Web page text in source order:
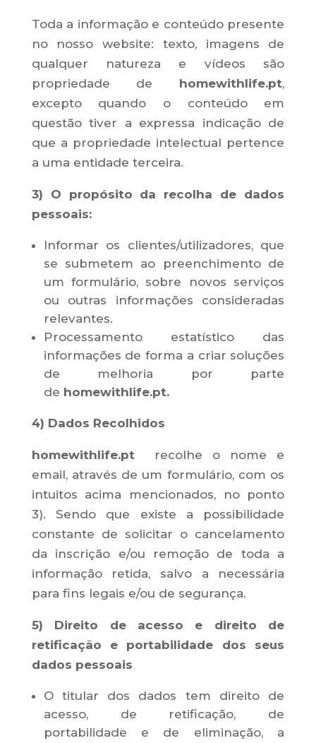
Toda a informação e conteúdo presente
no nosso website: texto, imagens de
qualquer natureza e vídeos são
propriedade de homewithlife.pt,
excepto quando o conteúdo em
questão tiver a expressa indicação de
que a propriedade intelectual pertence
a uma entidade terceira.
3) O propósito da recolha de dados
pessoais:
Informar os clientes/utilizadores, que
se submetem ao preenchimento de
um formulário, sobre novos serviços
ou outras informações consideradas
relevantes.
Processamento estatístico das
informações de forma a criar soluções
de melhoria por parte
de homewithlife.pt.
4) Dados Recolhidos
homewithlife.pt
recolhe o nome e
email, através de um formulário, com os
intuitos acima mencionados, no ponto
3). Sendo que existe a possibilidade
constante de solicitar o cancelamento
da inscrição e/ou remoção de toda a
informação retida, salvo a necessária
para fins legais e/ou de segurança.
5) Direito de acesso e direito de
retificação e portabilidade dos seus
dados pessoais
O titular dos dados tem direito de
acesso, de retificação, de
portabilidade e de eliminação, a